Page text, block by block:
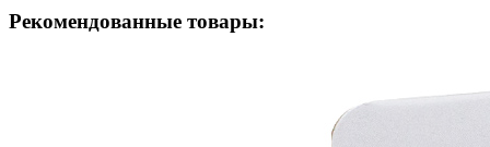
Рекомендованные товары: